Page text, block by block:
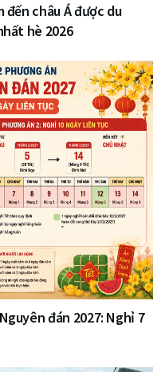
đến châu Á được du
hè 2026
đán 2027: Nghỉ 7